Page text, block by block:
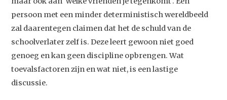
Studium Generale
Home
persoon met een minder deterministisch wereldbeeld
zal daarentegen claimen dat het de schuld van de
schoolverlater zelf is. Deze leert gewoon niet goed
genoeg en kan geen discipline opbrengen. Wat
toevalsfactoren zijn en wat niet, is een lastige
discussie.